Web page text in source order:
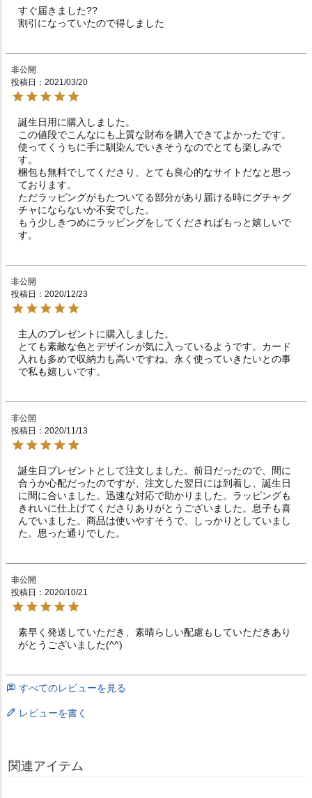
すぐ届きました??
非公開
投稿日
2021/03/20
誕生日用に購入しました。
この値段でこんなにも上質な財布を購入できてよかったです。
使ってくうちに手に馴染んでいきそうなのでとても楽しみで
す。
梱包も無料でしてくださり、とても良心的なサイトだなと思っ
ております。
ただラッピングがもたついてる部分があり届ける時にグチャグ
チャにならないか不安でした。
もう少しきつめにラッピングをしてくださればもっと嬉しいで
す。
非公開
投稿日
2020/12/23
主人のプレゼントに購入しました。
とても素敵な色とデザインが気に入っているようです。カード
入れも多めで収納力も高いですね。永く使っていきたいとの事
で私も嬉しいです。
非公開
投稿日
2020/11/13
誕生日プレゼントとして注文しました。前日だったので、間に
合うか心配だったのですが、注文した翌日には到着し、誕生日
に間に合いました。迅速な対応で助かりました。ラッピングも
きれいに仕上げてくださりありがとうございました。息子も喜
んでいました。商品は使いやすそうで、しっかりとしていまし
た。思った通りでした。
非公開
投稿日
2020/10/21
素早く発送していただき、素晴らしい配慮もしていただきあり
がとうございました(^^)
すべてのレビューを見る
レビューを書く
関連アイテム